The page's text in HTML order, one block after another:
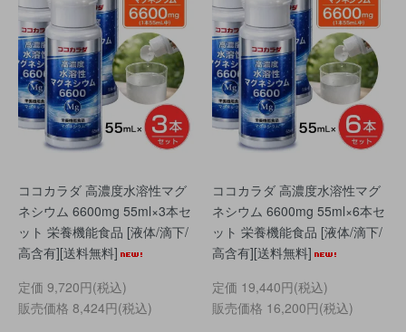
ココカラダ 高濃度水溶性マグ
ネシウム 6600mg 55ml×3本セ
ット 栄養機能食品 [液体/滴下/
高含有][送料無料]
定価 9,720円(税込)
販売価格 8,424円(税込)
ココカラダ 高濃度水溶性マグ
ネシウム 6600mg 55ml×6本セ
ット 栄養機能食品 [液体/滴下/
高含有][送料無料]
定価 19,440円(税込)
販売価格 16,200円(税込)